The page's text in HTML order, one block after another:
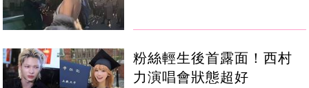
粉絲輕生後首露面！西村
力演唱會狀態超好